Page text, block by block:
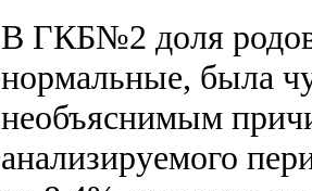
В ГКБ№2 доля
нормальные, была
необъяснимым
анализируемого